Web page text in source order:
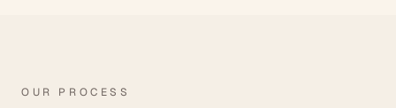
OUR PROCESS